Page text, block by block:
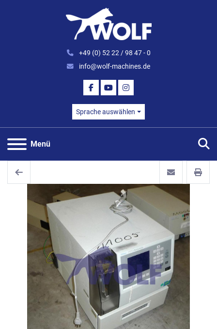
+49 (0) 52 22 / 98 47 - 0
info@wolf-machines.de
FACEBOOK
YOUTUBEINSTAGRAM
Sprache auswählen
Menü